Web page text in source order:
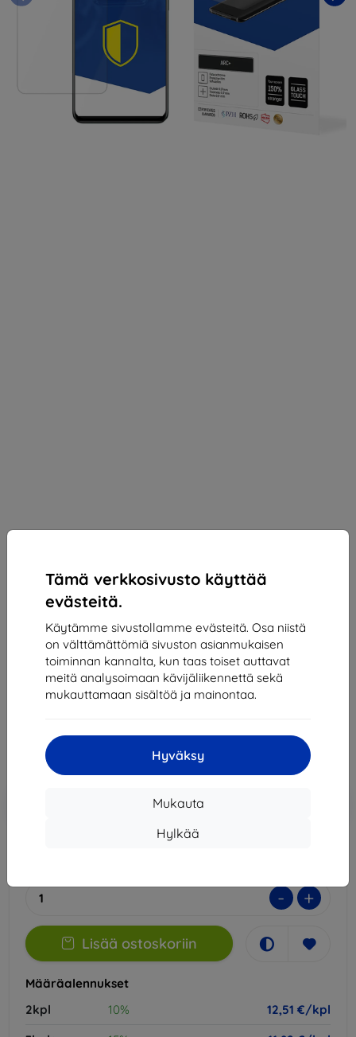
Tämä verkkosivusto käyttää
evästeitä.
Käytämme sivustollamme evästeitä. Osa niistä
on välttämättömiä sivuston asianmukaisen
toiminnan kannalta, kun taas toiset auttavat
meitä analysoimaan kävijäliikennettä sekä
mukauttamaan sisältöä ja mainontaa.
Hyväksy
Mukauta
Hylkää
3mk ARC+ Protective film for Realme C63 5G
Realme C63
13,90 €
12,51 €
Hinta ilman ALV:tä
Alennus kupongilla
- +
Lisää ostoskoriin
Määräalennukset
2kpl
10%
12,51 €/kpl